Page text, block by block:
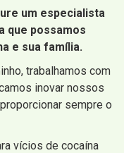
um especialista
que possamos
e sua família.
trabalhamos com
inovar nossos
sempre o
vícios de cocaína